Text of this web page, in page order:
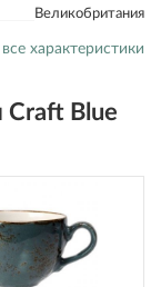
Великобритания
все характеристики
Craft Blue